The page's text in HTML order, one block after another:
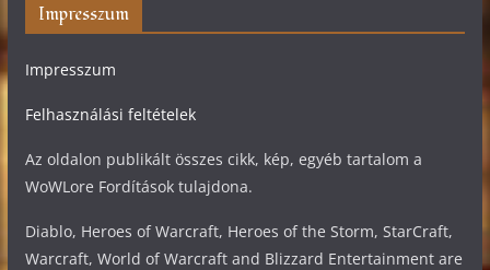
Impresszum
Impresszum
Felhasználási feltételek
Az oldalon publikált összes cikk, kép, egyéb tartalom a
WoWLore Fordítások tulajdona.
Diablo, Heroes of Warcraft, Heroes of the Storm, StarCraft,
Warcraft, World of Warcraft and Blizzard Entertainment are